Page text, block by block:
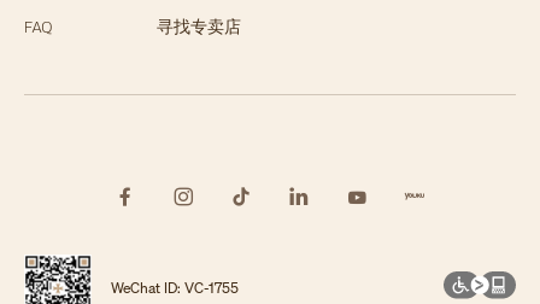
FAQ
寻找专卖店
WeChat ID: VC-1755